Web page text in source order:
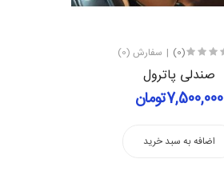
(0) سفارش (0)
صندلی پاترول
7,500,000تومان
اضافه به سبد خرید